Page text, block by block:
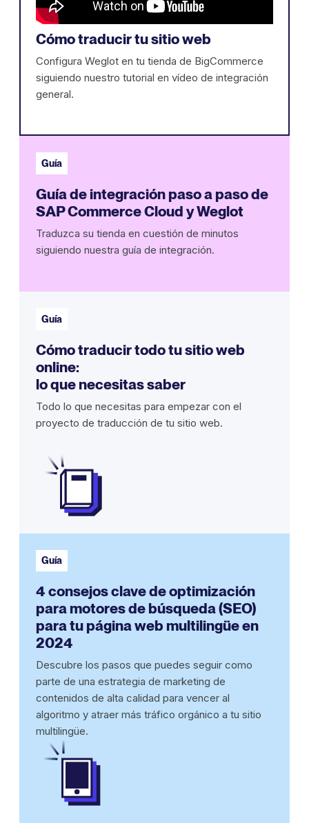
Cómo traducir tu sitio web
Configura Weglot en tu tienda de BigCommerce
siguiendo nuestro tutorial en vídeo de integración
general.
Guía
Guía de integración paso a paso de
SAP Commerce Cloud y Weglot
Traduzca su tienda en cuestión de minutos
siguiendo nuestra guía de integración.
Guía
Cómo traducir todo tu sitio web
online:
lo que necesitas saber
Todo lo que necesitas para empezar con el
proyecto de traducción de tu sitio web.
Guía
4 consejos clave de optimización
para motores de búsqueda (SEO)
para tu página web multilingüe en
2024
Descubre los pasos que puedes seguir como
parte de una estrategia de marketing de
contenidos de alta calidad para vencer al
algoritmo y atraer más tráfico orgánico a tu sitio
multilingüe.